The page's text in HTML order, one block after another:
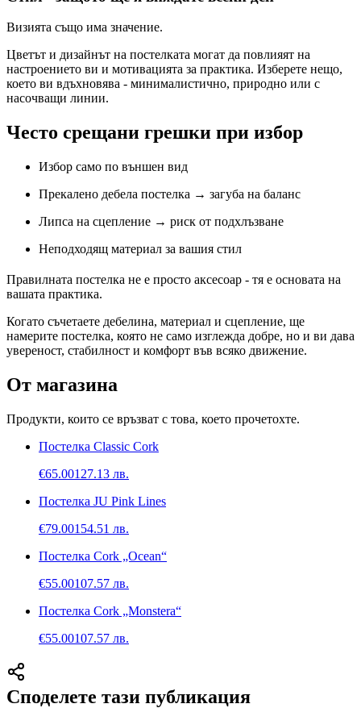
Визията също има значение.
Цветът и дизайнът на постелката могат да повлияят на
настроението ви и мотивацията за практика. Изберете нещо,
което ви вдъхновява - минималистично, природно или с
насочващи линии.
Често срещани грешки при избор
Избор само по външен вид
Прекалено дебела постелка → загуба на баланс
Липса на сцепление → риск от подхлъзване
Неподходящ материал за вашия стил
Правилната постелка не е просто аксесоар - тя е основата на
вашата практика.
Когато съчетаете дебелина, материал и сцепление, ще
намерите постелка, която не само изглежда добре, но и ви дава
увереност, стабилност и комфорт във всяко движение.
От магазина
Продукти, които се връзват с това, което прочетохте.
Постелка Classic Cork
€65.00127.13 лв.
Постелка JU Pink Lines
€79.00154.51 лв.
Постелка Cork „Ocean“
€55.00107.57 лв.
Постелка Cork „Monstera“
€55.00107.57 лв.
Споделете тази публикация